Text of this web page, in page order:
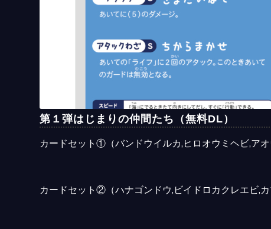
第１弾はじまりの仲間たち（無料DL）
カードセット①（バンドウイルカ,ヒロオウミヘビ,ア
カードセット②（ハナゴンドウ,ビイドロカクレエビ,